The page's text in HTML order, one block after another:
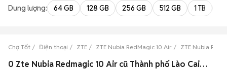
Dung lượng: 64 GB 128 GB 256 GB 512 GB 1 TB
Chợ Tốt Điện thoại ZTE ZTE Nubia RedMagic 10 Air ZTE Nubia
0 Zte Nubia Redmagic 10 Air cũ Thành phố Lào Cai, Lào Cai đẹp